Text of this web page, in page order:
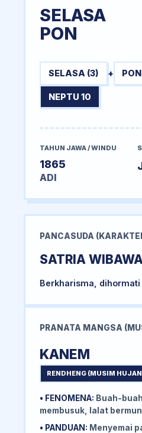
SELASA
PON
SELASA (3) +
NEPTU 10
TAHUN JAWA / WINDU
1865
ADI
PANCASUDA
SATRIA
Berkharisma,
PRANATA MANGSA
KANEM
RENDHENG (MUSIM
• FENOMENA: Buah-
membusuk, lalat
• PANDUAN: Menyemai